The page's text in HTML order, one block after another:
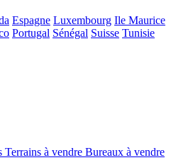
Espagne Luxembourg Ile Maurice
Portugal Sénégal Suisse Tunisie
Terrains à vendre Bureaux à vendre